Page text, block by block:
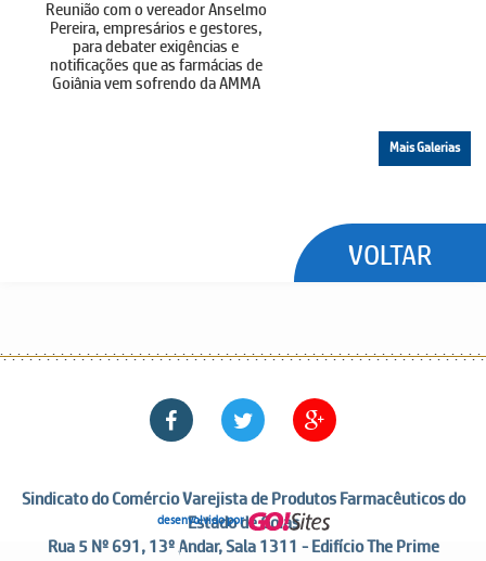
Reunião com o vereador Anselmo
Pereira, empresários e gestores,
para debater exigências e
notificações que as farmácias de
Goiânia vem sofrendo da AMMA
Mais Galerias
VOLTAR
desenvolvido por
Sindicato do Comércio Varejista de Produtos Farmacêuticos do
Estado de Goiás
Rua 5 Nº 691, 13º Andar, Sala 1311 - Edifício The Prime